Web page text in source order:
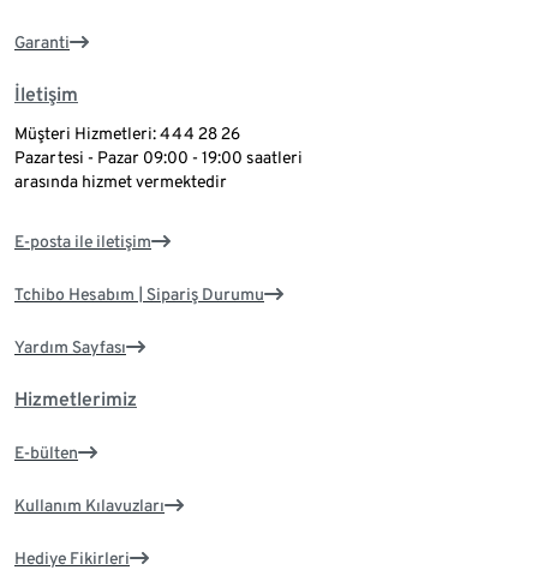
Garanti
İletişim
Müşteri Hizmetleri: 444 28 26
Pazartesi - Pazar 09:00 - 19:00 saatleri
arasında hizmet vermektedir
E-posta ile iletişim
Tchibo Hesabım | Sipariş Durumu
Yardım Sayfası
Hizmetlerimiz
E-bülten
Kullanım Kılavuzları
Hediye Fikirleri